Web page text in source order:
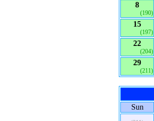
8
(190)
15
(197)
22
(204)
29
(211)
Sun